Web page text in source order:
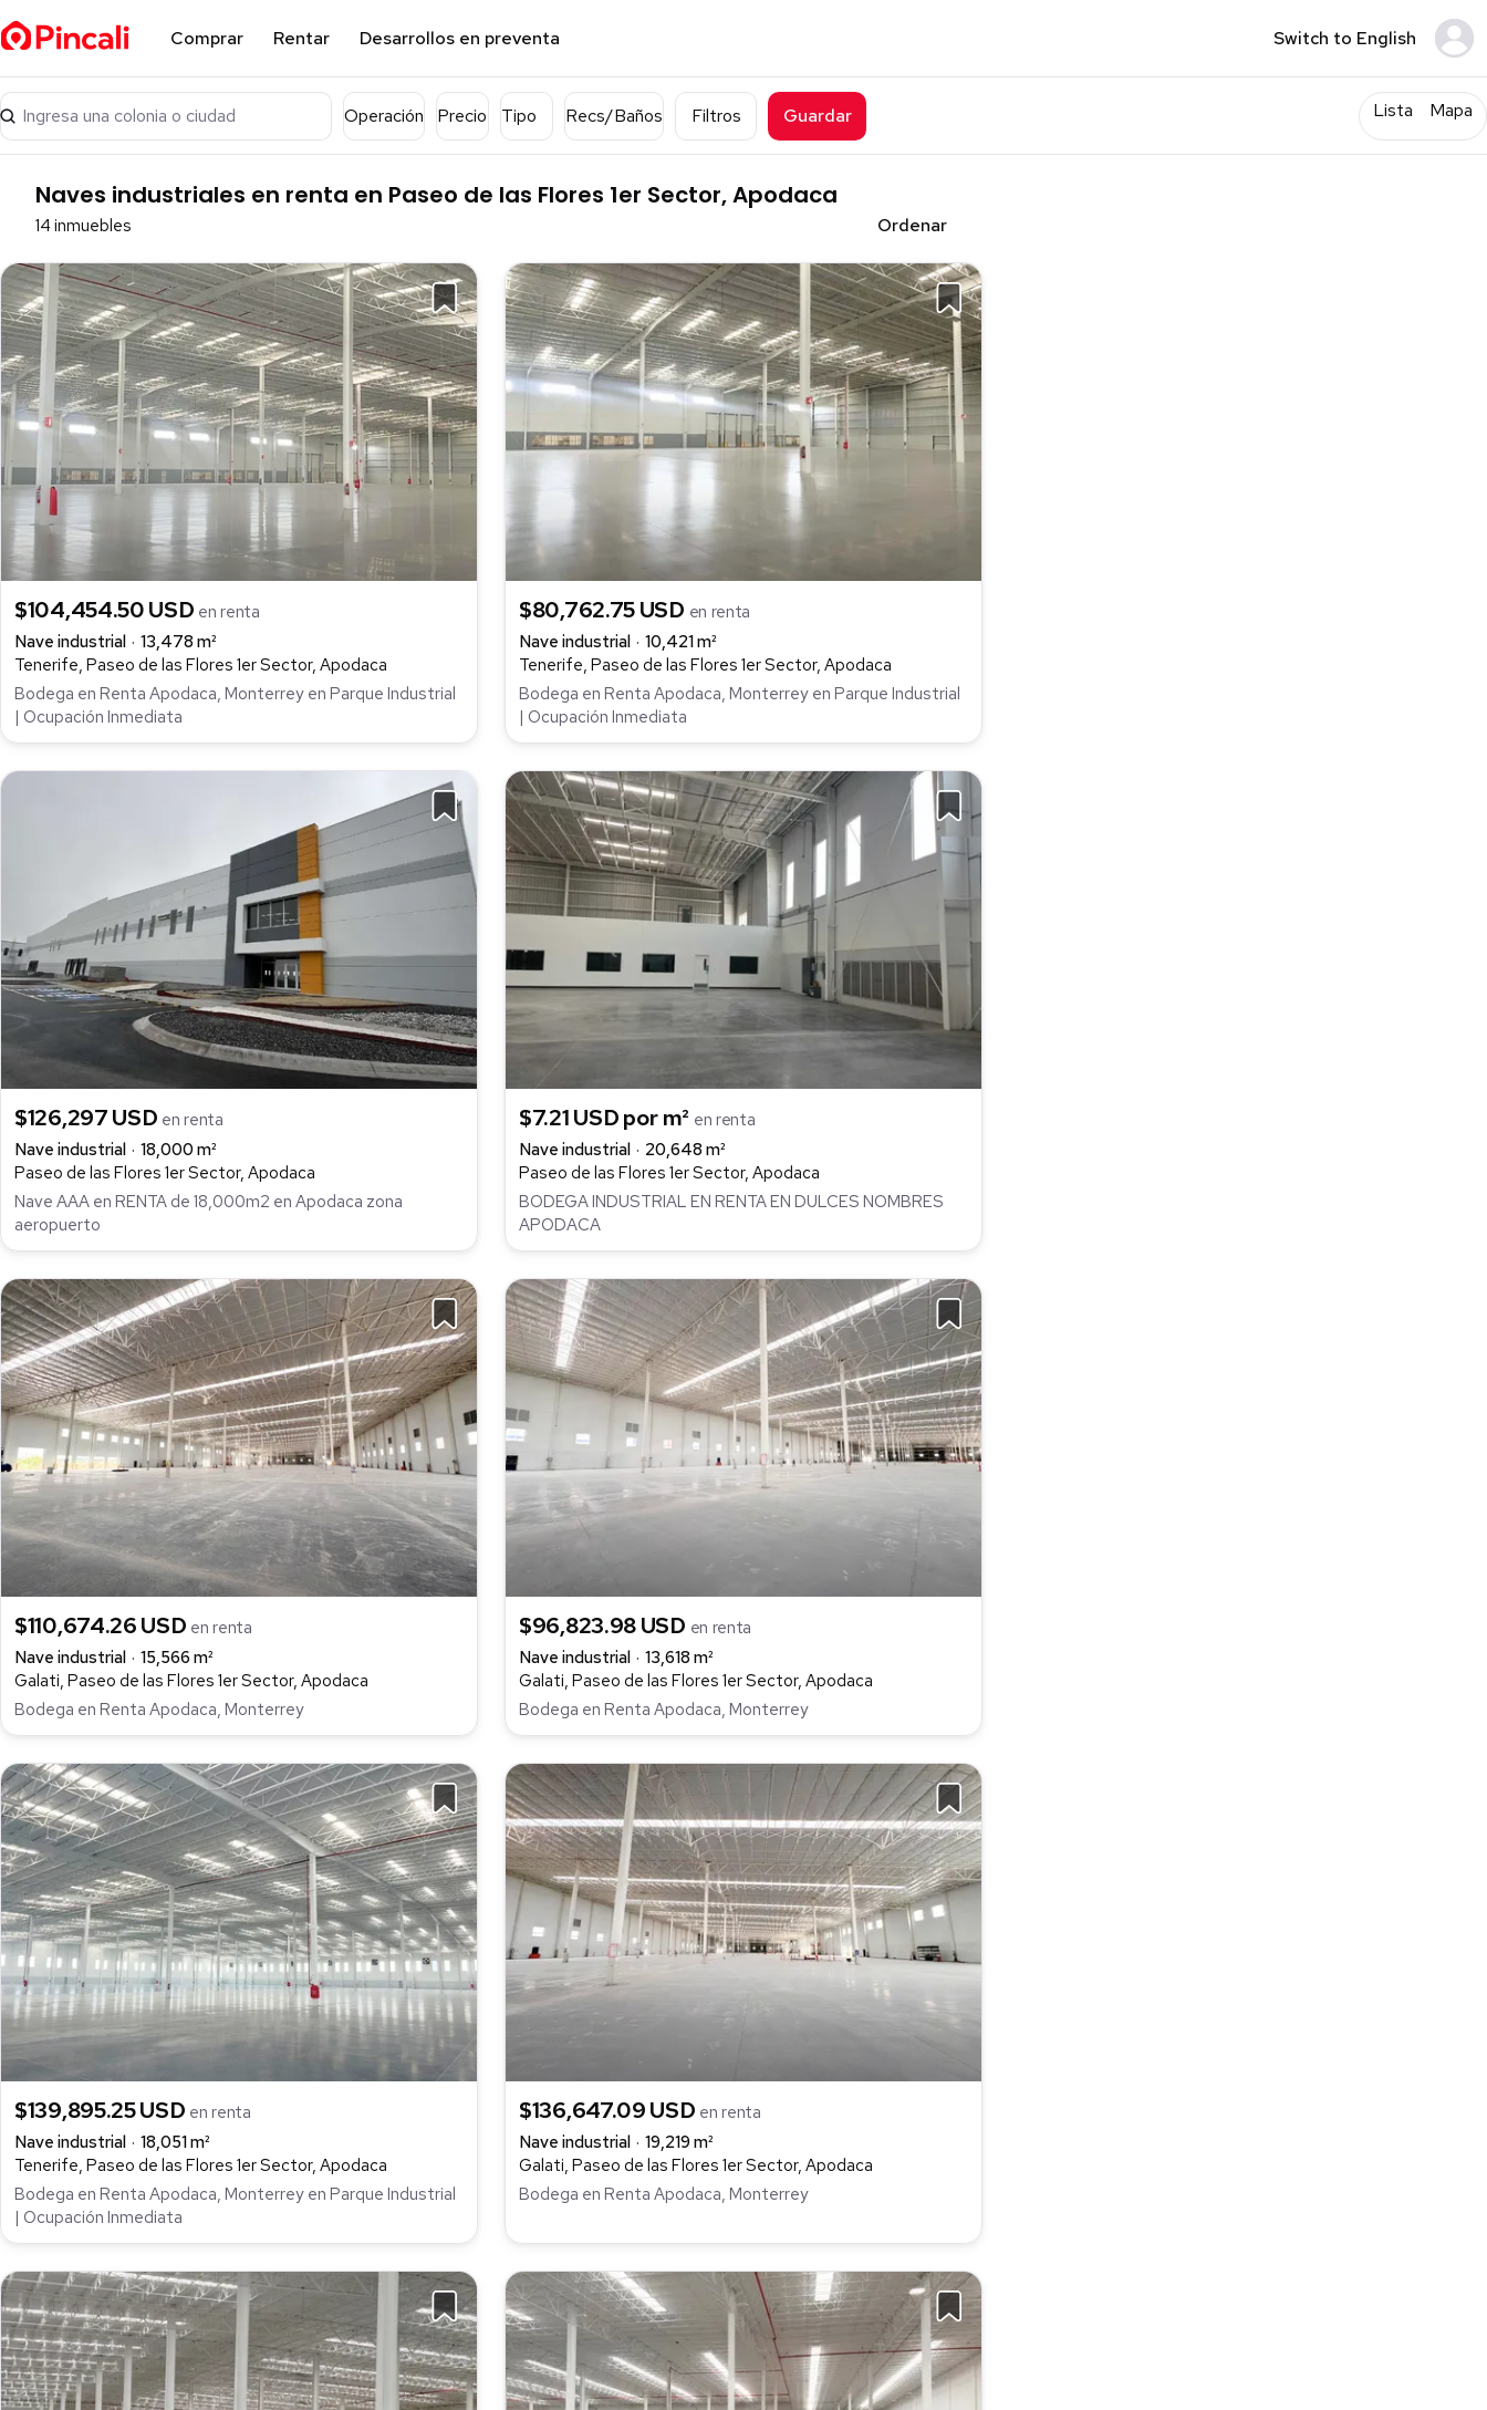
Comprar Rentar Desarrollos en preventa Switch to English
Ingresa una colonia o ciudad Operación Precio Tipo Recs/Baños Filtros Guardar Lista Mapa
Naves industriales en renta en Paseo de las Flores 1er Sector, Apodaca
14 inmuebles Ordenar
$104,454.50 USD en renta
Nave industrial
13,478 m²
Tenerife, Paseo de las Flores 1er Sector, Apodaca
Bodega en Renta Apodaca, Monterrey en Parque Industrial
| Ocupación Inmediata
$80,762.75 USD en renta
Nave industrial
10,421 m²
Tenerife, Paseo de las Flores 1er Sector, Apodaca
Bodega en Renta Apodaca, Monterrey en Parque Industrial
| Ocupación Inmediata
$126,297 USD en renta
Nave industrial
18,000 m²
Paseo de las Flores 1er Sector, Apodaca
Nave AAA en RENTA de 18,000m2 en Apodaca zona
aeropuerto
$7.21 USD por m² en renta
Nave industrial
20,648 m²
Paseo de las Flores 1er Sector, Apodaca
BODEGA INDUSTRIAL EN RENTA EN DULCES NOMBRES
APODACA
$110,674.26 USD en renta
Nave industrial
15,566 m²
Galati, Paseo de las Flores 1er Sector, Apodaca
Bodega en Renta Apodaca, Monterrey
$96,823.98 USD en renta
Nave industrial
13,618 m²
Galati, Paseo de las Flores 1er Sector, Apodaca
Bodega en Renta Apodaca, Monterrey
$139,895.25 USD en renta
Nave industrial
18,051 m²
Tenerife, Paseo de las Flores 1er Sector, Apodaca
Bodega en Renta Apodaca, Monterrey en Parque Industrial
| Ocupación Inmediata
$136,647.09 USD en renta
Nave industrial
19,219 m²
Galati, Paseo de las Flores 1er Sector, Apodaca
Bodega en Renta Apodaca, Monterrey